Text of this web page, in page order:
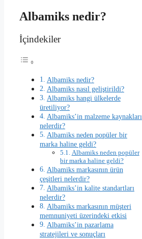
Albamiks nedir?
İçindekiler
Albamiks nedir?
Albamiks nasıl geliştirildi?
Albamiks hangi ülkelerde
üretiliyor?
Albamiks’in malzeme kaynakları
nelerdir?
Albamiks neden popüler bir
marka haline geldi?
Albamiks neden popüler
bir marka haline geldi?
Albamiks markasının ürün
çeşitleri nelerdir?
Albamiks’in kalite standartları
nelerdir?
Albamiks markasının müşteri
memnuniyeti üzerindeki etkisi
Albamiks’in pazarlama
stratejileri ve sonuçları